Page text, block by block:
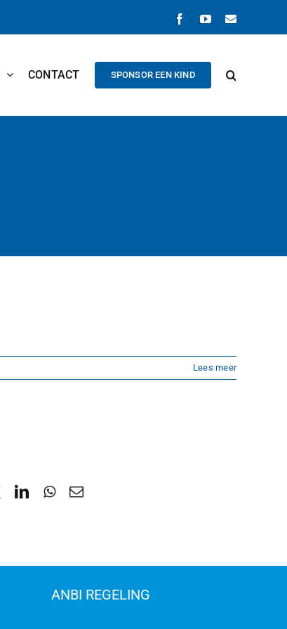
FacebookYouTube
E-
CONTACT SPONSOR EEN KIND
Lees meer
ANBI REGELING